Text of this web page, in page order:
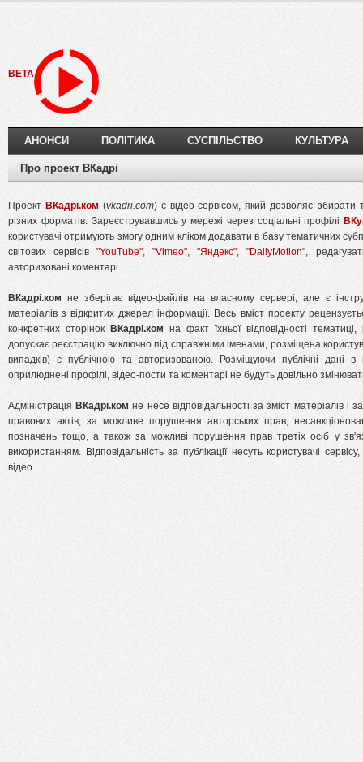
BETA
АНОНСИ ПОЛІТИКА СУСПІЛЬСТВО КУЛЬТУРА
Про проект ВКадрі
Проект ВКадрі.ком (vkadri.com) є відео-сервісом, який дозволяє
різних форматів. Зареєструвавшись у мережі через соціальні профілі
користувачі отримують змогу одним кліком додавати в базу тематичних
світових сервісів"YouTube","Vimeo","Яндекс","DailyMotion",
авторизовані коментарі.
ВКадрі.ком не зберігає відео-файлів на власному сервері, але є
матеріалів з відкритих джерел інформації. Весь вміст проекту
конкретних сторінок
ВКадрі.ком на факт їхньої відповідності
допускає реєстрацію виключно під справжніми іменами, розміщена
випадків) є публічною та авторизованою. Розміщуючи публічні дані
оприлюднені профілі, відео-пости та коментарі не будуть довільно
Адміністрація ВКадрі.ком не несе відповідальності за зміст матеріалів і
правових актів, за можливе порушення авторських прав,
позначень тощо, а також за можливі порушення прав третіх осіб у
використанням. Відповідальність за публікації несуть користувачі
відео.